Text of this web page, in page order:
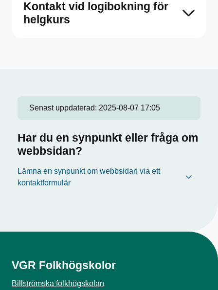
Kontakt vid logibokning för
helgkurs
Senast uppdaterad: 2025-08-07 17:05
Har du en synpunkt eller fråga om
webbsidan?
Lämna en synpunkt om webbsidan via ett
kontaktformulär
VGR Folkhögskolor
Billströmska folkhögskolan